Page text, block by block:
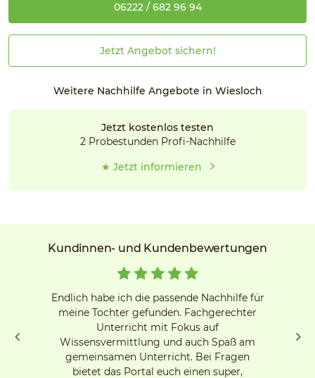
06222 / 682 96 94
Jetzt Angebot sichern!
Weitere Nachhilfe Angebote in Wiesloch
Jetzt kostenlos testen
2 Probestunden Profi-Nachhilfe
★ Jetzt informieren
Kundinnen- und Kundenbewertungen
Endlich habe ich die passende Nachhilfe für
meine Tochter gefunden. Fachgerechter
Unterricht mit Fokus auf
Wissensvermittlung und auch Spaß am
gemeinsamen Unterricht. Bei Fragen
bietet das Portal euch einen super,